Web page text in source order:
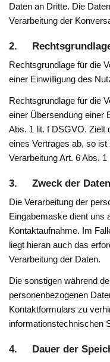
Daten an Dritte. Die
Verarbeitung der
2.
Rechtsgrundlage für die
einer Einwilligung des
Rechtsgrundlage für die
einer Übersendung einer
Abs. 1 lit. f DSGVO. Zielt
eines Vertrages ab, so
Verarbeitung Art. 6 Abs.
3. Zweck der
Die Verarbeitung der
Eingabemaske dient uns
Kontaktaufnahme. Im
liegt hieran auch das
Verarbeitung der Daten.
Die sonstigen während
personenbezogenen
Kontaktformulars zu
informationstechnischen
4. Dauer der